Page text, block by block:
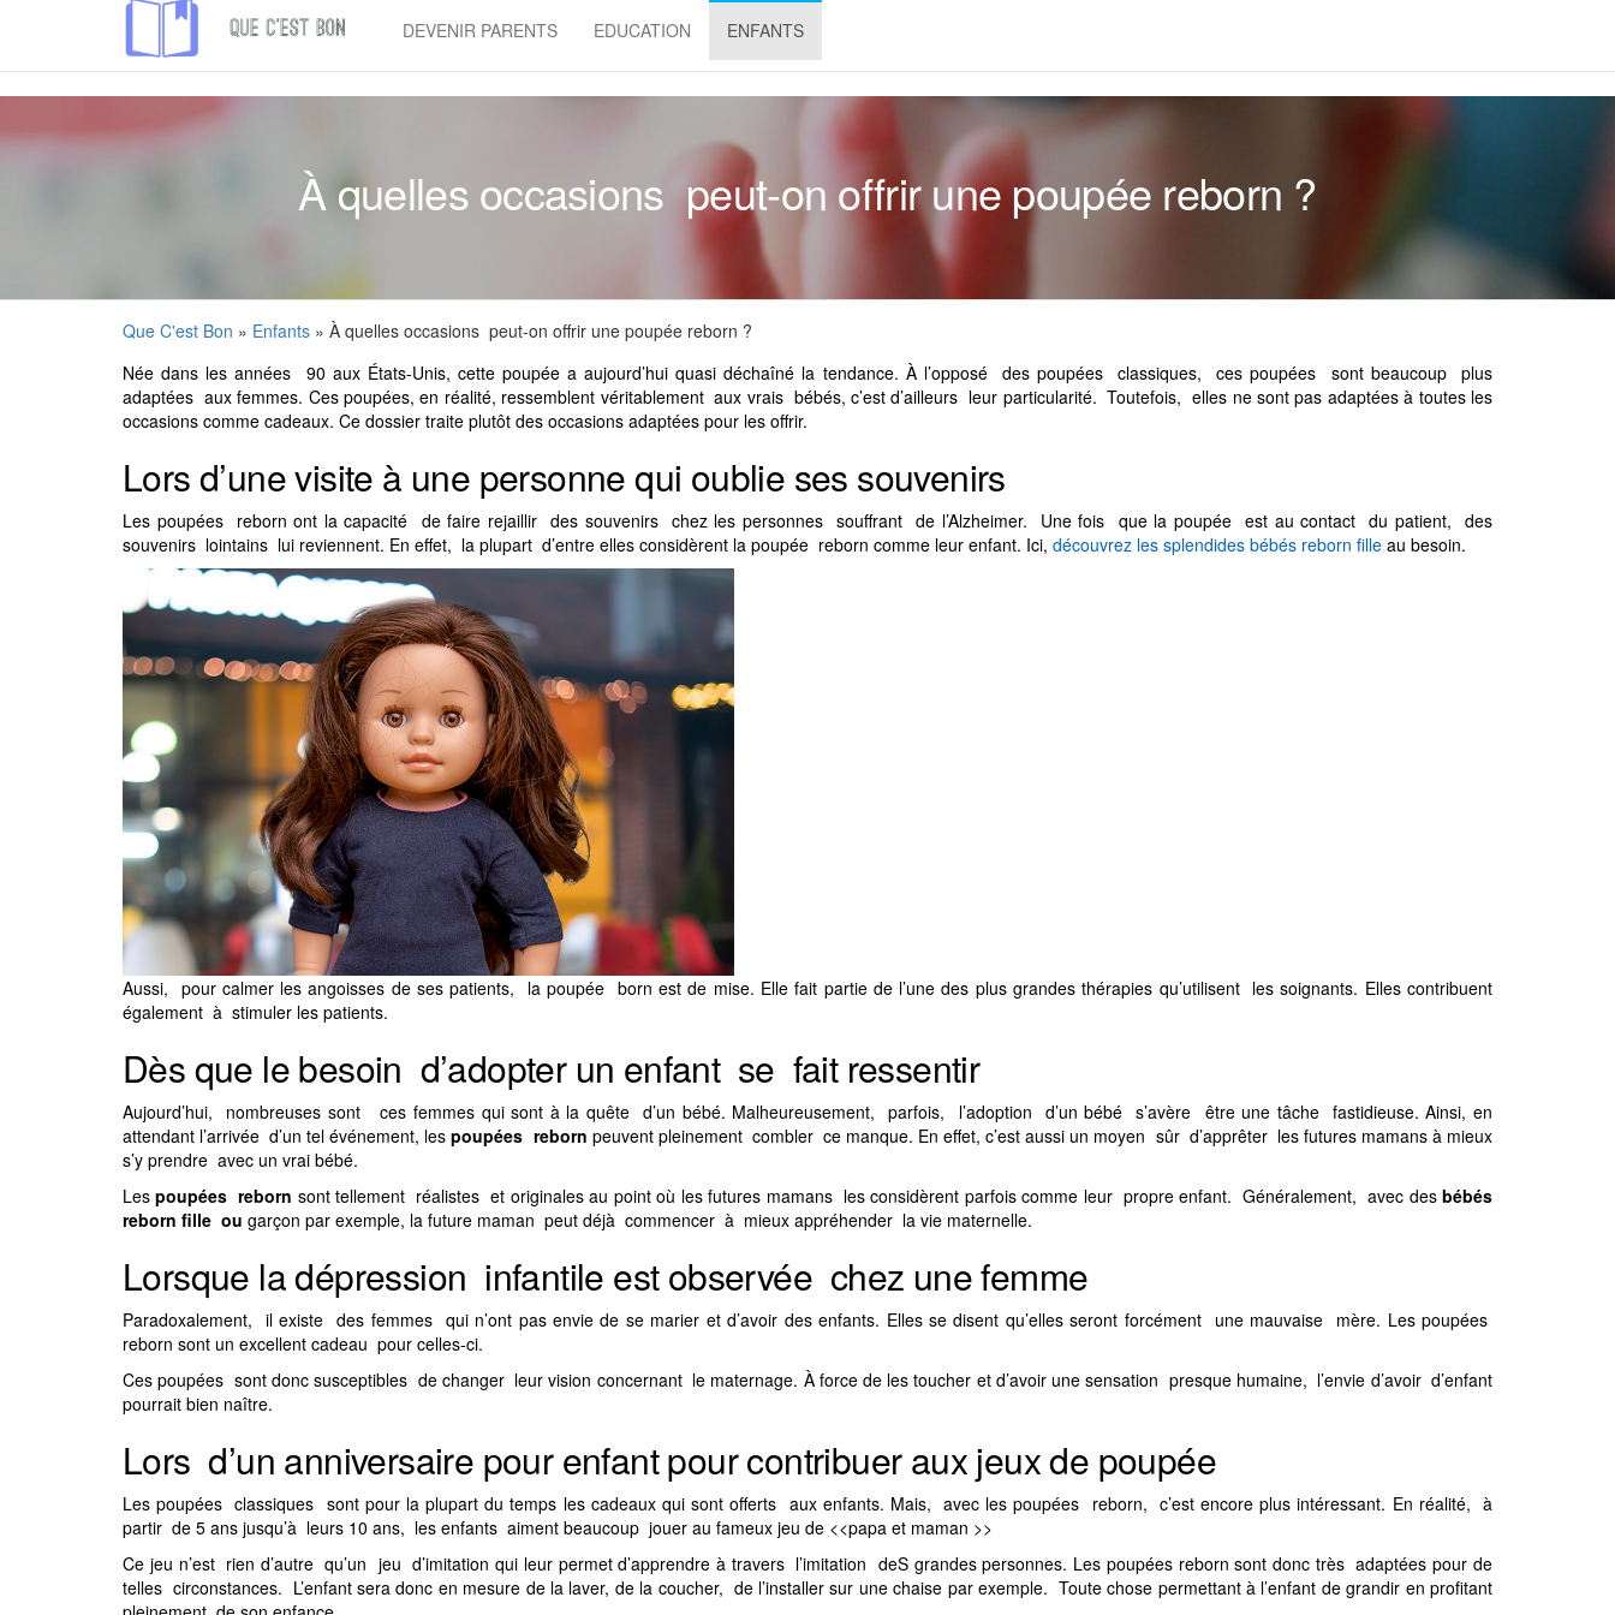
C'est
DEVENIR PARENTS EDUCATION ENFANTS
À quelles occasions peut-on offrir une poupée reborn ?
Que C'est Bon » Enfants » À quelles occasions peut-on offrir une poupée reborn ?
Née dans les années 90 aux États-Unis, cette poupée a aujourd’hui quasi déchaîné la tendance. À l’opposé des poupées classiques, ces poupées sont beaucoup plus
adaptées aux femmes. Ces poupées, en réalité, ressemblent véritablement aux vrais bébés, c’est d’ailleurs leur particularité. Toutefois, elles ne sont pas adaptées à toutes les
occasions comme cadeaux. Ce dossier traite plutôt des occasions adaptées pour les offrir.
Lors d’une visite à une personne qui oublie ses souvenirs
Les poupées reborn ont la capacité de faire rejaillir des souvenirs chez les personnes souffrant de l’Alzheimer. Une fois que la poupée est au contact du patient, des
souvenirs lointains lui reviennent. En effet, la plupart d’entre elles considèrent la poupée reborn comme leur enfant. Ici, découvrez les splendides bébés reborn fille au besoin.
Aussi, pour calmer les angoisses de ses patients, la poupée born est de mise. Elle fait partie de l’une des plus grandes thérapies qu’utilisent les soignants. Elles contribuent
également à stimuler les patients.
Dès que le besoin d’adopter un enfant se fait ressentir
Aujourd’hui, nombreuses sont ces femmes qui sont à la quête d’un bébé. Malheureusement, parfois, l’adoption d’un bébé s’avère être une tâche fastidieuse. Ainsi, en
attendant l’arrivée d’un tel événement, lespoupées reborn peuvent pleinement combler ce manque. En effet, c’est aussi un moyen sûr d’apprêter les futures mamans à mieux
s’y prendre avec un vrai bébé.
Lespoupées reborn sont tellement réalistes et originales au point où les futures mamans les considèrent parfois comme leur propre enfant. Généralement, avec desbébés
reborn fille ou garçon par exemple, la future maman peut déjà commencer à mieux appréhender la vie maternelle.
Lorsque la dépression infantile est observée chez une femme
Paradoxalement, il existe des femmes qui n’ont pas envie de se marier et d’avoir des enfants. Elles se disent qu’elles seront forcément une mauvaise mère. Les poupées
reborn sont un excellent cadeau pour celles-ci.
Ces poupées sont donc susceptibles de changer leur vision concernant le maternage. À force de les toucher et d’avoir une sensation presque humaine, l’envie d’avoir d’enfant
pourrait bien naître.
Lors d’un anniversaire pour enfant pour contribuer aux jeux de poupée
Les poupées classiques sont pour la plupart du temps les cadeaux qui sont offerts aux enfants. Mais, avec les poupées reborn, c’est encore plus intéressant. En réalité, à
partir de 5 ans jusqu’à leurs 10 ans, les enfants aiment beaucoup jouer au fameux jeu de <<papa et maman >>
Ce jeu n’est rien d’autre qu’un jeu d’imitation qui leur permet d’apprendre à travers l’imitation deS grandes personnes. Les poupées reborn sont donc très adaptées pour de
telles circonstances. L’enfant sera donc en mesure de la laver, de la coucher, de l’installer sur une chaise par exemple. Toute chose permettant à l’enfant de grandir en profitant